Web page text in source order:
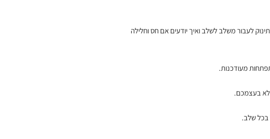
לעבור משלב לשלב ואיך יודעים אם חס וחלילה
מעודכנות.
בעצמכם.
בכל שלב.